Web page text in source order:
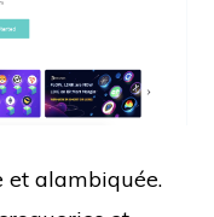
et alambiquée.